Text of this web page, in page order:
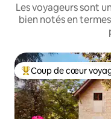
Les voyageurs sont
bien notés en
Coups de cœur
Coup de cœur